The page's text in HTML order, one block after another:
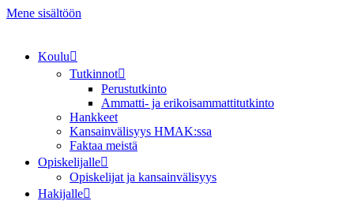
Mene sisältöön
Koulu
Tutkinnot
Perustutkinto
Ammatti- ja erikoisammattitutkinto
Hankkeet
Kansainvälisyys HMAK:ssa
Faktaa meistä
Opiskelijalle
Opiskelijat ja kansainvälisyys
Hakijalle